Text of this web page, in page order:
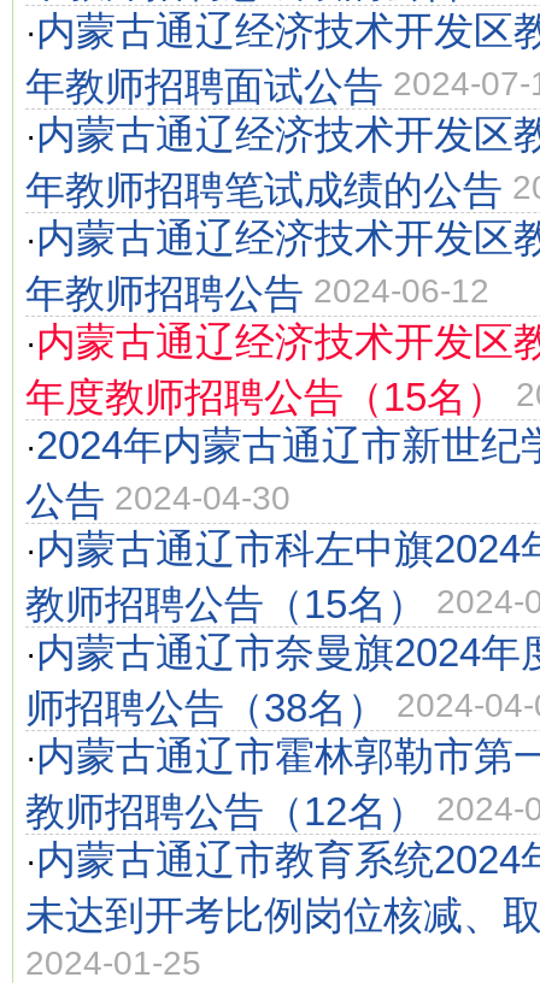
·内蒙古通辽经济技术开发区
年教师招聘面试公告 2024-07-
·内蒙古通辽经济技术开发区
年教师招聘笔试成绩的公告
·内蒙古通辽经济技术开发区
年教师招聘公告 2024-06-12
·内蒙古通辽经济技术开发区
年度教师招聘公告（15名）
·2024年内蒙古通辽市新世纪
公告 2024-04-30
·内蒙古通辽市科左中旗2024
教师招聘公告（15名）
2024-
·内蒙古通辽市奈曼旗2024年
师招聘公告（38名）
2024-
·内蒙古通辽市霍林郭勒市第
教师招聘公告（12名）
2024-
·内蒙古通辽市教育系统2024
未达到开考比例岗位核减、
2024-01-25